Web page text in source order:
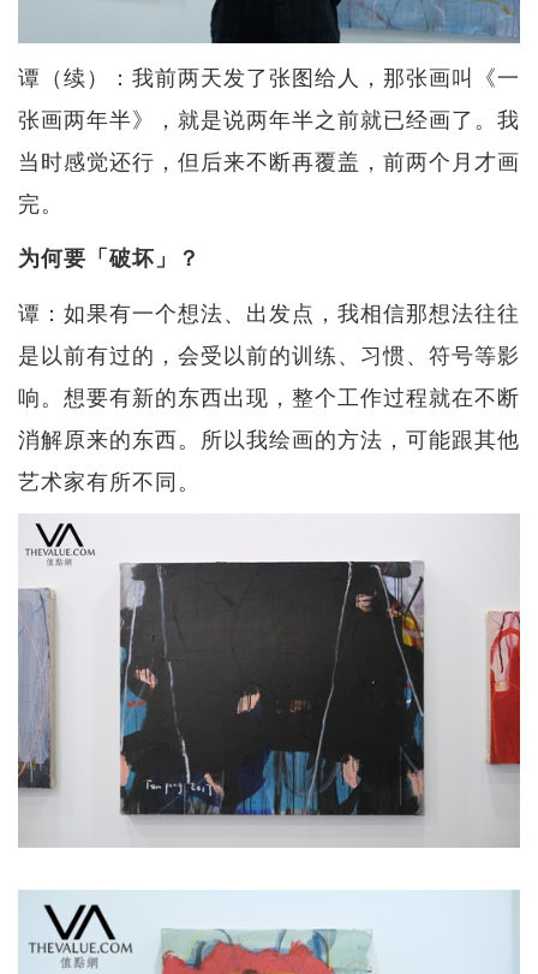
谭（续）：我前两天发了张图给人，那张画叫《一
张画两年半》，就是说两年半之前就已经画了。我
当时感觉还行，但后来不断再覆盖，前两个月才画
完。
为何要「破坏」？
谭：如果有一个想法、出发点，我相信那想法往往
是以前有过的，会受以前的训练、习惯、符号等影
响。想要有新的东西出现，整个工作过程就在不断
消解原来的东西。所以我绘画的方法，可能跟其他
艺术家有所不同。